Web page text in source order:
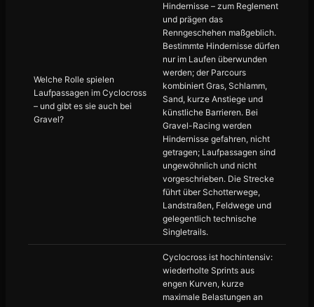
Welche Rolle spielen
Laufpassagen im Cyclocross
– und gibt es sie auch bei
Gravel?
Hindernisse – zum Reglement
und prägen das
Renngeschehen maßgeblich.
Bestimmte Hindernisse dürfen
nur im Laufen überwunden
werden; der Parcours
kombiniert Gras, Schlamm,
Sand, kurze Anstiege und
künstliche Barrieren. Bei
Gravel-Racing werden
Hindernisse gefahren, nicht
getragen; Laufpassagen sind
ungewöhnlich und nicht
vorgeschrieben. Die Strecke
führt über Schotterwege,
Landstraßen, Feldwege und
gelegentlich technische
Singletrails.
Cyclocross ist hochintensiv:
wiederholte Sprints aus
engen Kurven, kurze
maximale Belastungen an